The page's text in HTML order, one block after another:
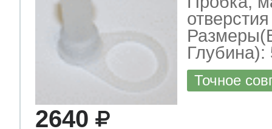
Глубина):
Точное
2640